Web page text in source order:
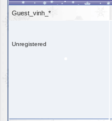
Guest_vinh_*
Unregistered